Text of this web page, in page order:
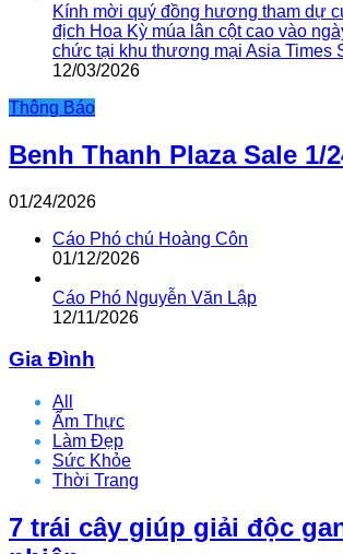
Kính mời quý đồng hương tham dự
địch Hoa Kỳ múa lân cột cao vào
chức tại khu thương mại Asia Times
12/03/2026
Thông Báo
Benh Thanh Plaza Sale 1/
01/24/2026
Cáo Phó chú Hoàng Côn
01/12/2026
Cáo Phó Nguyễn Văn Lập
12/11/2026
Gia Đình
All
Ẩm Thực
Làm Đẹp
Sức Khỏe
Thời Trang
7 trái cây giúp giải độc